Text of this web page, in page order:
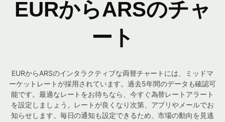
EURからARSのチャ
ート
EURからARSのインタラクティブな両替チャートには、ミッドマ
ーケットレートが採用されています。過去5年間のデータも確認可
能です。最適なレートをお待ちなら、今すぐ為替レートアラート
を設定しましょう。レートが良くなり次第、アプリやメールでお
知らせします。毎日の通知も設定できるため、市場の動向を見逃